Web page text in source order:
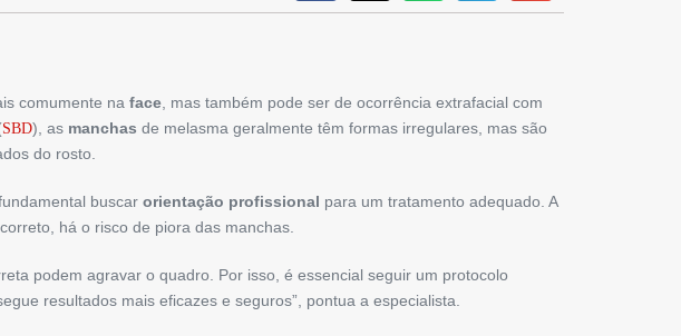
comumente na face, mas também pode ser de ocorrência extrafacial com
SBD), as manchas de melasma geralmente têm formas irregulares, mas são
do rosto.
buscar orientação profissional para um tratamento adequado. A
há o risco de piora das manchas.
podem agravar o quadro. Por isso, é essencial seguir um protocolo
resultados mais eficazes e seguros”, pontua a especialista.